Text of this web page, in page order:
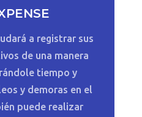
a registrar sus
de una manera
tiempo y
y demoras en el
puede realizar